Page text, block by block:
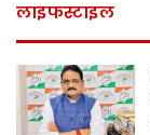
लाइफस्टाइल